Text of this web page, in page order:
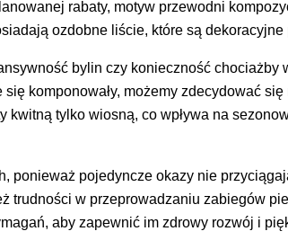
rabaty, motyw przewodni
ozdobne liście, które są dekoracyjne
bylin czy konieczność chociażby
komponowały, możemy zdecydować
tylko wiosną, co wpływa na
ponieważ pojedyncze okazy nie
trudności w przeprowadzaniu zabiegów
aby zapewnić im zdrowy rozwój i